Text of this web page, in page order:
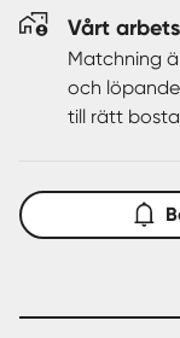
Vårt
Matchning
och
till rätt